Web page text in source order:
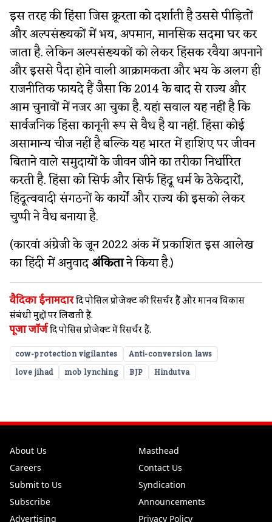
इस तरह की हिंसा जिस क्रूरता को दर्शाती है उससे पीड़ितों
और अल्पसंख्यकों में भय, अपमान, मानसिक सदमा घर कर
जाता है. लेकिन अल्पसंख्यकों को लेकर हिंसक रवैया अपनाने
और इससे पैदा होने वाली आक्रामकता और भय के अलग ही
राजनीतिक फायदे हैं जैसा कि 2014 के बाद से राज्य और
आम चुनावों में नजर आ चुका है. यहां सवाल यह नहीं है कि
सार्वजनिक हिंसा कानूनी रूप से वैध है या नहीं. हिंसा कोई
असामान्य चीज नहीं है बल्कि यह भारत में हाशिए पर जीवन
बिताने वाले समुदायों के जीवन जीने का तरीका निर्धारित
करती है. हिंसा को सिर्फ और सिर्फ हिंदू धर्म के ठेकेदारों,
हिंदूत्ववादी संगठनों के कार्यों और राज्य की इसको लेकर
चुप्पी ने वैध बनाया है.
(कारवां अंग्रेजी के जून 2022 अंक में प्रकाशित इस आलेख
का हिंदी में अनुवादअंकिताने किया है.)
वैदिका ईनामदारदि पोसिल प्रोजेक्ट की रिसर्चर हैं और मानव विकास
संबंधी मुद्दों पर लिखती हैं.
पूजा जॉर्जदि पोसिस प्रोजेक्ट में रिसर्चर हैं.
cow-protection vigilantes
Anti-conversion laws
love jihad
mob lynching BJP Hindutva
About Us
Masthead
Careers
Contact Us
Submit to Us
Syndication
Subscribe
Announcements
Advertising
Privacy Policy